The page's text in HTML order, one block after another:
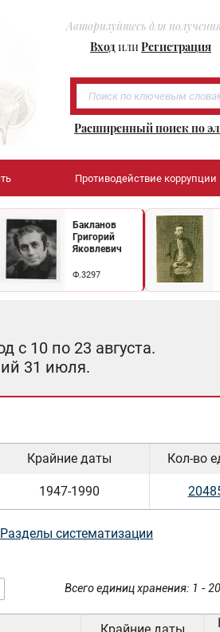
Авторизуйтесь для
ВходилиРегистрация
Расширенный поиск по
Противодействие коррупции
Бакланов
Григорий
Яковлевич
Ф.3297
с 10 по 23 августа.
31 июля.
Крайние даты Кол-во
1947-1990
Разделы систематизации
Всего единиц хранения: 1 -